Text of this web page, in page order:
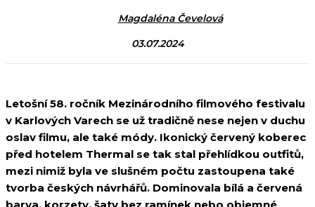
Magdaléna Čevelová
03.07.2024
Letošní 58. ročník Mezinárodního filmového festivalu
v Karlových Varech se už tradičně nese nejen v duchu
oslav filmu, ale také módy. Ikonický červený koberec
před hotelem Thermal se tak stal přehlídkou outfitů,
mezi nimiž byla ve slušném počtu zastoupena také
tvorba českých návrhářů. Dominovala bílá a červená